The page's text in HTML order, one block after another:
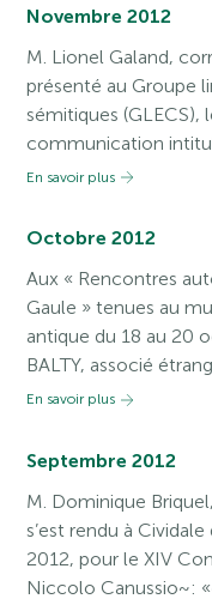
Novembre 2012
M. Lionel Galand,
présenté au Groupe
sémitiques (GLECS),
communication
En savoir plus
Octobre 2012
Aux « Rencontres
Gaule » tenues au
antique du 18 au 20
BALTY, associé
En savoir plus
Septembre 2012
M. Dominique
s’est rendu à
2012, pour le XIV
Niccolo Canussio~: